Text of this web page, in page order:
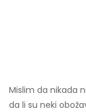
Mislim da nikada
da li su neki